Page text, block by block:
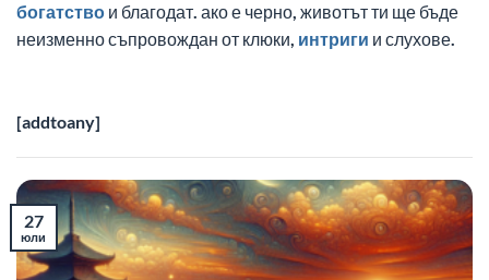
богатство и благодат. ако е черно, животът ти ще бъде
неизменно съпровождан от клюки, интриги и слухове.
[addtoany]
27
юли